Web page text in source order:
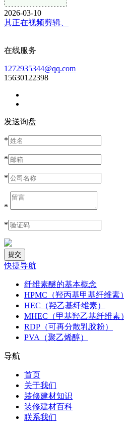
2026-03-10
其正在视频剪辑、
在线服务
1272935344@qq.com
15630122398
发送询盘
*
*
*
*
*
快捷导航
纤维素醚的基本概念
HPMC（羟丙基甲基纤维素）
HEC（羟乙基纤维素）
MHEC（甲基羟乙基纤维素）
RDP（可再分散乳胶粉）
PVA（聚乙烯醇）
导航
首页
关于我们
装修建材知识
装修建材百科
联系我们